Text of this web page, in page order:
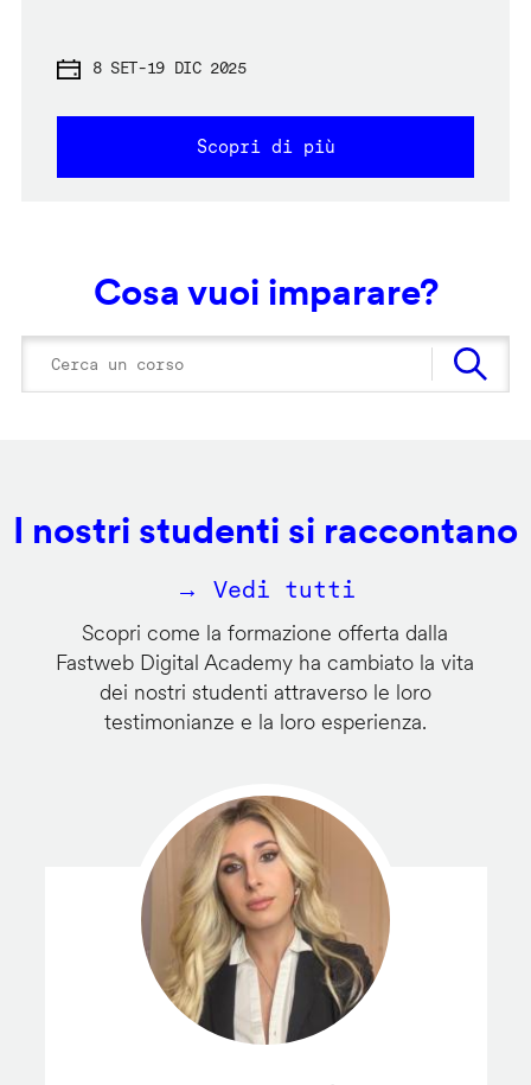
8 SET-19 DIC 2025
Scopri di più
Cosa vuoi imparare?
I nostri studenti si raccontano
→ Vedi tutti
Scopri come la formazione offerta dalla
Fastweb Digital Academy ha cambiato la vita
dei nostri studenti attraverso le loro
testimonianze e la loro esperienza.